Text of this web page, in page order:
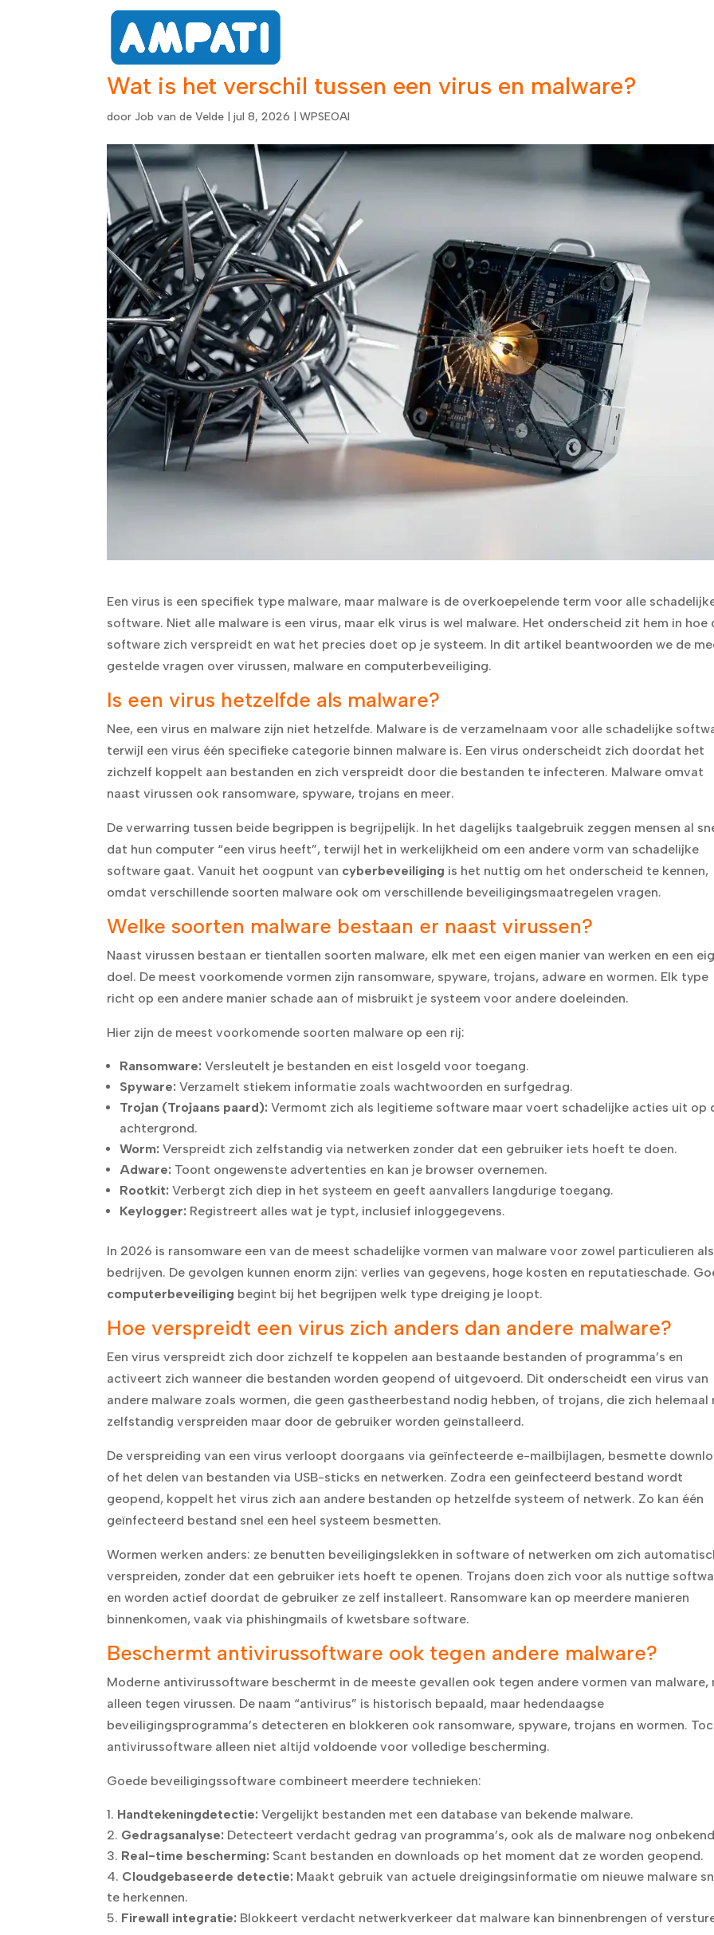
Wat is het verschil tussen een virus en malware?
door Job van de Velde |jul 8, 2026 |WPSEOAI
Een virus is een specifiek type malware, maar malware is de overkoepelende term voor alle
software. Niet alle malware is een virus, maar elk virus is wel malware. Het onderscheid zit hem in hoe
software zich verspreidt en wat het precies doet op je systeem. In dit artikel beantwoorden we de
gestelde vragen over virussen, malware en computerbeveiliging.
Is een virus hetzelfde als malware?
Nee, een virus en malware zijn niet hetzelfde. Malware is de verzamelnaam voor alle schadelijke
terwijl een virus één specifieke categorie binnen malware is. Een virus onderscheidt zich doordat het
zichzelf koppelt aan bestanden en zich verspreidt door die bestanden te infecteren. Malware omvat
naast virussen ook ransomware, spyware, trojans en meer.
De verwarring tussen beide begrippen is begrijpelijk. In het dagelijks taalgebruik zeggen mensen al
dat hun computer “een virus heeft”, terwijl het in werkelijkheid om een andere vorm van schadelijke
software gaat. Vanuit het oogpunt van cyberbeveiliging is het nuttig om het onderscheid te kennen,
omdat verschillende soorten malware ook om verschillende beveiligingsmaatregelen vragen.
Welke soorten malware bestaan er naast virussen?
Naast virussen bestaan er tientallen soorten malware, elk met een eigen manier van werken en een
doel. De meest voorkomende vormen zijn ransomware, spyware, trojans, adware en wormen. Elk type
richt op een andere manier schade aan of misbruikt je systeem voor andere doeleinden.
Hier zijn de meest voorkomende soorten malware op een rij:
Ransomware: Versleutelt je bestanden en eist losgeld voor toegang.
Spyware: Verzamelt stiekem informatie zoals wachtwoorden en surfgedrag.
Trojan (Trojaans paard): Vermomt zich als legitieme software maar voert schadelijke acties uit op
achtergrond.
Worm: Verspreidt zich zelfstandig via netwerken zonder dat een gebruiker iets hoeft te doen.
Adware: Toont ongewenste advertenties en kan je browser overnemen.
Rootkit: Verbergt zich diep in het systeem en geeft aanvallers langdurige toegang.
Keylogger: Registreert alles wat je typt, inclusief inloggegevens.
In 2026 is ransomware een van de meest schadelijke vormen van malware voor zowel particulieren als
bedrijven. De gevolgen kunnen enorm zijn: verlies van gegevens, hoge kosten en reputatieschade.
computerbeveiliging begint bij het begrijpen welk type dreiging je loopt.
Hoe verspreidt een virus zich anders dan andere malware?
Een virus verspreidt zich door zichzelf te koppelen aan bestaande bestanden of programma’s en
activeert zich wanneer die bestanden worden geopend of uitgevoerd. Dit onderscheidt een virus van
andere malware zoals wormen, die geen gastheerbestand nodig hebben, of trojans, die zich helemaal
zelfstandig verspreiden maar door de gebruiker worden geïnstalleerd.
De verspreiding van een virus verloopt doorgaans via geïnfecteerde e-mailbijlagen, besmette
of het delen van bestanden via USB-sticks en netwerken. Zodra een geïnfecteerd bestand wordt
geopend, koppelt het virus zich aan andere bestanden op hetzelfde systeem of netwerk. Zo kan één
geïnfecteerd bestand snel een heel systeem besmetten.
Wormen werken anders: ze benutten beveiligingslekken in software of netwerken om zich
verspreiden, zonder dat een gebruiker iets hoeft te openen. Trojans doen zich voor als nuttige
en worden actief doordat de gebruiker ze zelf installeert. Ransomware kan op meerdere manieren
binnenkomen, vaak via phishingmails of kwetsbare software.
Beschermt antivirussoftware ook tegen andere malware?
Moderne antivirussoftware beschermt in de meeste gevallen ook tegen andere vormen van malware,
alleen tegen virussen. De naam “antivirus” is historisch bepaald, maar hedendaagse
beveiligingsprogramma’s detecteren en blokkeren ook ransomware, spyware, trojans en wormen.
antivirussoftware alleen niet altijd voldoende voor volledige bescherming.
Goede beveiligingssoftware combineert meerdere technieken:
Handtekeningdetectie: Vergelijkt bestanden met een database van bekende malware.
Gedragsanalyse: Detecteert verdacht gedrag van programma’s, ook als de malware nog
Real-time bescherming: Scant bestanden en downloads op het moment dat ze worden geopend.
Cloudgebaseerde detectie: Maakt gebruik van actuele dreigingsinformatie om nieuwe malware
te herkennen.
Firewall integratie: Blokkeert verdacht netwerkverkeer dat malware kan binnenbrengen of